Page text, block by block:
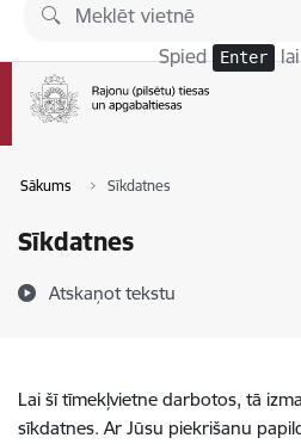
Pāriet uz lapas saturu
Spied Enter lai
Sākums Sīkdatnes
Sīkdatnes
Atskaņot tekstu
Lai šī tīmekļvietne darbotos, tā
sīkdatnes. Ar Jūsu piekrišanu